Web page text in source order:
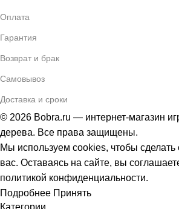
Оплата
Гарантия
Возврат и брак
Самовывоз
Доставка и сроки
© 2026 Bobra.ru — интернет-магазин
дерева. Все права защищены.
Мы используем cookies, чтобы сделать
вас. Оставаясь на сайте, вы
политикой конфиденциальности.
Подробнее Принять
Категории